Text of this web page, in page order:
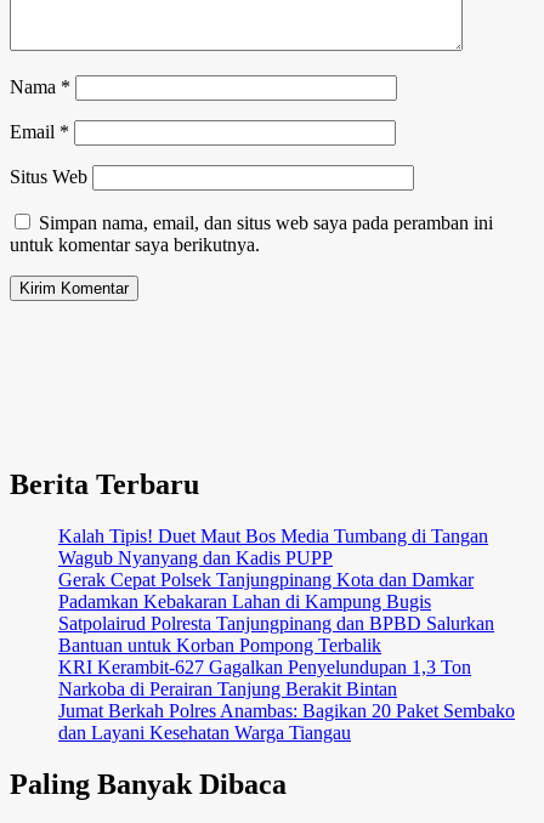
Nama *
Email *
Situs Web
Simpan nama, email, dan situs web saya pada peramban ini
untuk komentar saya berikutnya.
Berita Terbaru
Kalah Tipis! Duet Maut Bos Media Tumbang di Tangan
Wagub Nyanyang dan Kadis PUPP
Gerak Cepat Polsek Tanjungpinang Kota dan Damkar
Padamkan Kebakaran Lahan di Kampung Bugis
Satpolairud Polresta Tanjungpinang dan BPBD Salurkan
Bantuan untuk Korban Pompong Terbalik
KRI Kerambit-627 Gagalkan Penyelundupan 1,3 Ton
Narkoba di Perairan Tanjung Berakit Bintan
Jumat Berkah Polres Anambas: Bagikan 20 Paket Sembako
dan Layani Kesehatan Warga Tiangau
Paling Banyak Dibaca